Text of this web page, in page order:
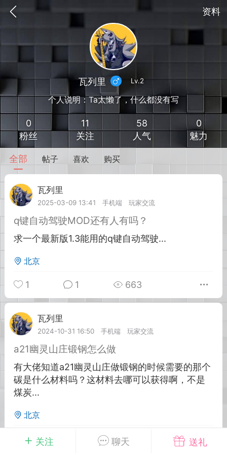
资料
我的钱包 道具 排行榜
MOD下载 攻略教程 联机招募
大人
Lv.8
02-10 15:45
卖挂
禁止发布联机可用的作弊模组，
单机辅助引流私下售卖服务器外挂！
作弊模组的发布规范近期收到一些信息
作弊模组在联机服务器使用,为了维护游
环境，中文网特此发布以下声明，规范
模组的发布行为：1. *...
大人
Lv.8
关注 聊天 送礼
瓦列里 Lv.2
个人说明：Ta太懒了，什么都没有写
0
粉丝
11
关注
58
人气
0
魅力
全部 帖子 喜欢 购买
瓦列里
2025-03-09 13:41
手机端 玩家交流
q键自动驾驶MOD还有人有吗？
求一个最新版1.3能用的q键自动驾驶...
北京
1 1 663
瓦列里
2024-10-31 16:50
手机端 玩家交流
a21幽灵山庄锻钢怎么做
有大佬知道a21幽灵山庄做锻钢的时候需要的那个
碳是什么材料吗？这材料去哪可以获得啊，不是
煤炭...
北京
0 585